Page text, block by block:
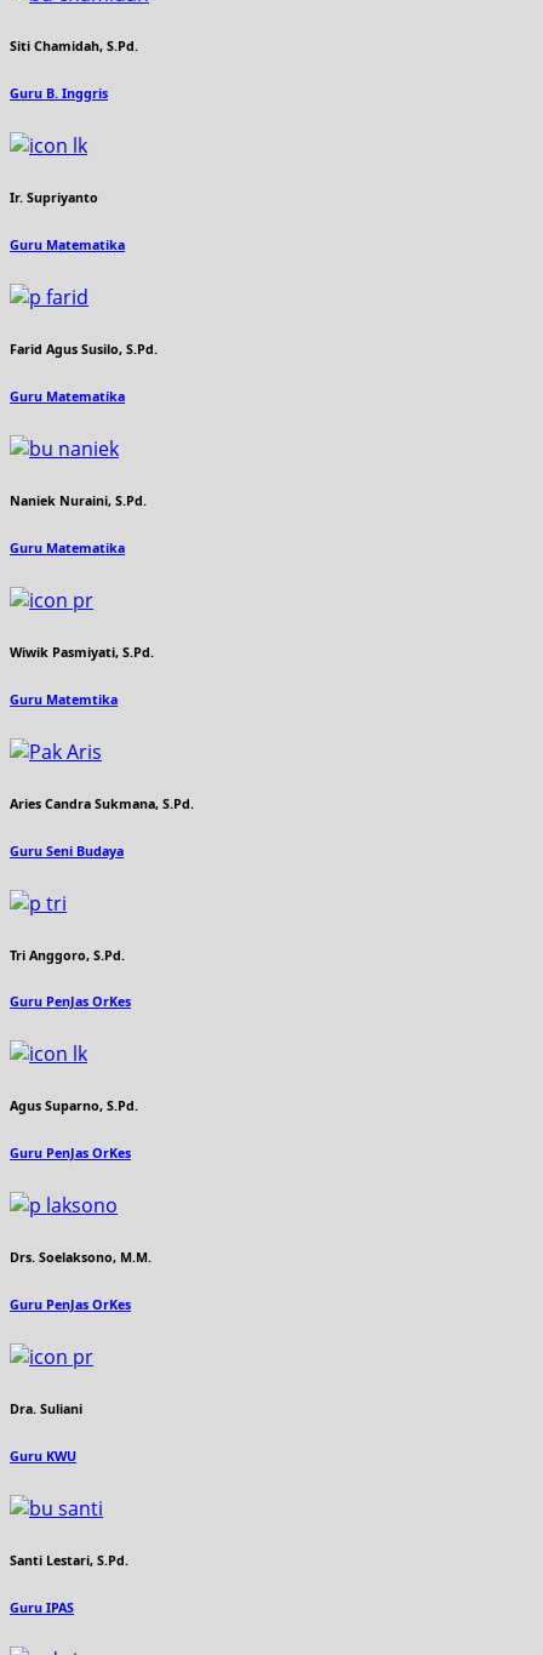
Siti Chamidah, S.Pd.
Guru B. Inggris
Ir. Supriyanto
Guru Matematika
Farid Agus Susilo, S.Pd.
Guru Matematika
Naniek Nuraini, S.Pd.
Guru Matematika
Wiwik Pasmiyati, S.Pd.
Guru Matemtika
Aries Candra Sukmana, S.Pd.
Guru Seni Budaya
Tri Anggoro, S.Pd.
Guru PenJas OrKes
Agus Suparno, S.Pd.
Guru PenJas OrKes
Drs. Soelaksono, M.M.
Guru PenJas OrKes
Dra. Suliani
Guru KWU
Santi Lestari, S.Pd.
Guru IPAS